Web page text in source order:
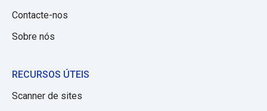
Contacte-nos
Sobre nós
RECURSOS ÚTEIS
Scanner de sites